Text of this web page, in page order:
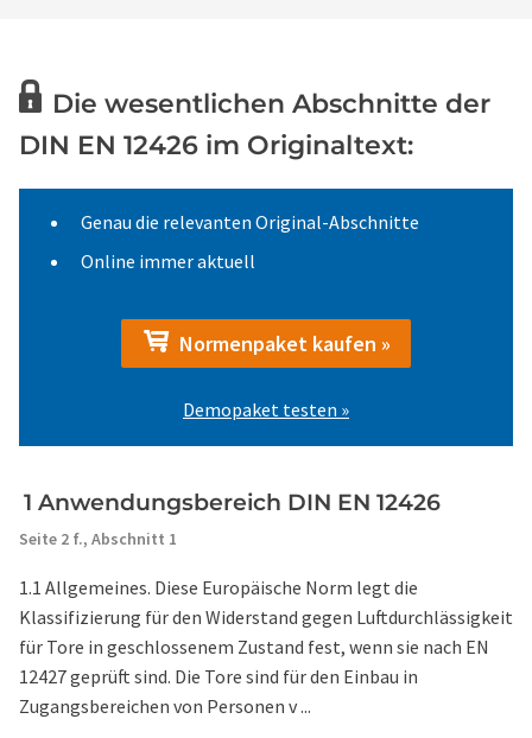
Die wesentlichen Abschnitte der
DIN EN 12426 im Originaltext:
Genau die relevanten Original-Abschnitte
Online immer aktuell
Normenpaket kaufen »
Demopaket testen »
1 Anwendungsbereich DIN EN 12426
Seite 2 f., Abschnitt 1
1.1 Allgemeines. Diese Europäische Norm legt die
Klassifizierung für den Widerstand gegen Luftdurchlässigkeit
für Tore in geschlossenem Zustand fest, wenn sie nach EN
12427 geprüft sind. Die Tore sind für den Einbau in
Zugangsbereichen von Personen v ...